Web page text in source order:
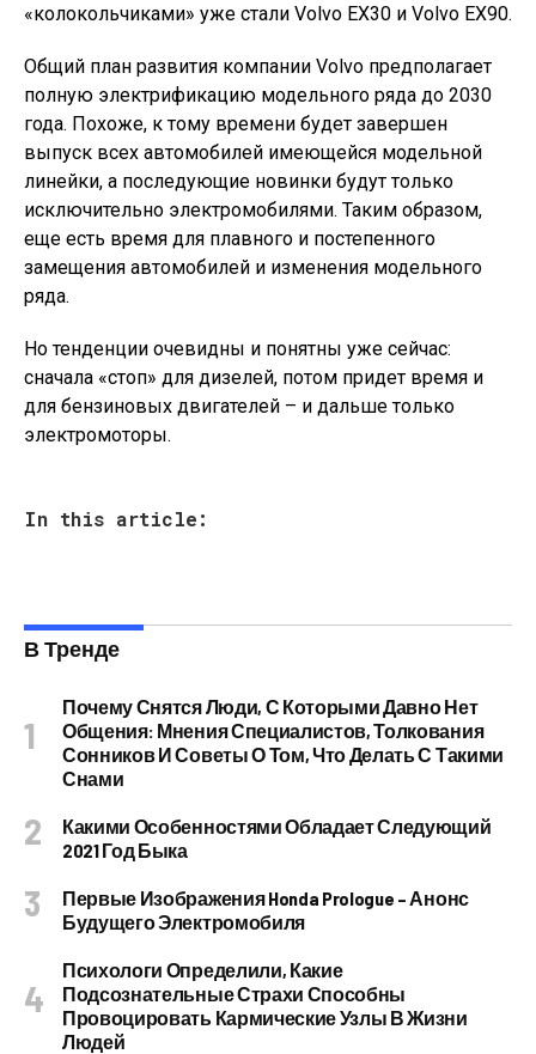
«колокольчиками» уже стали Volvo EX30 и Volvo EX90.
Общий план развития компании Volvo предполагает
полную электрификацию модельного ряда до 2030
года. Похоже, к тому времени будет завершен
выпуск всех автомобилей имеющейся модельной
линейки, а последующие новинки будут только
исключительно электромобилями. Таким образом,
еще есть время для плавного и постепенного
замещения автомобилей и изменения модельного
ряда.
Но тенденции очевидны и понятны уже сейчас:
сначала «стоп» для дизелей, потом придет время и
для бензиновых двигателей – и дальше только
электромоторы.
In this article:
В Тренде
Почему Снятся Люди, С Которыми Давно Нет
Общения: Мнения Специалистов, Толкования
Сонников И Советы О Том, Что Делать С Такими
Снами
Какими Особенностями Обладает Следующий
2021 Год Быка
Первые Изображения Honda Prologue – Анонс
Будущего Электромобиля
Психологи Определили, Какие
Подсознательные Страхи Способны
Провоцировать Кармические Узлы В Жизни
Людей